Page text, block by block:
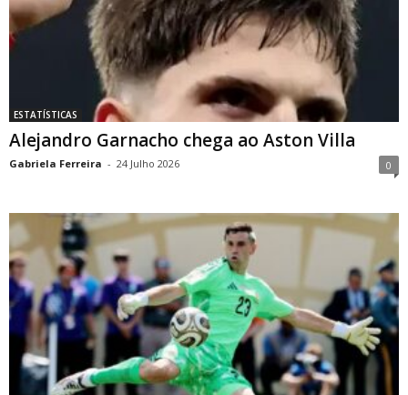
ESTATÍSTICAS
Alejandro Garnacho chega ao Aston Villa
Gabriela Ferreira - 24 Julho 2026 0